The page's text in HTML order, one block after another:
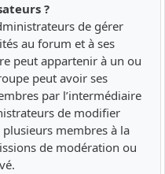
?
de gérer
au forum et à ses
peut appartenir à un ou
peut avoir ses
par l’intermédiaire
de modifier
membres à la
de modération ou